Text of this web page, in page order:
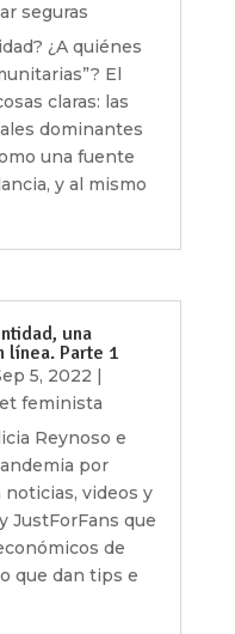
seguras
¿A quiénes
El
claras: las
dominantes
una fuente
y al mismo
una
línea. Parte 1
5, 2022 |
feminista
Reynoso e
por
noticias, videos y
JustForFans que
de
que dan tips e